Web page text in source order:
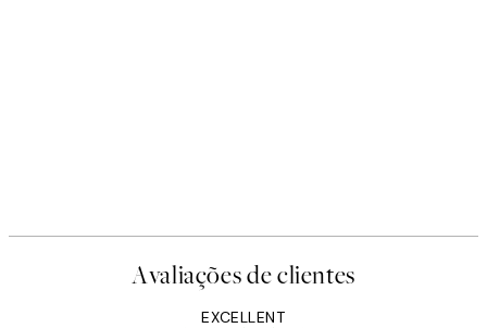
Avaliações de clientes
EXCELLENT